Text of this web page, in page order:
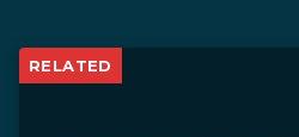
RELATED